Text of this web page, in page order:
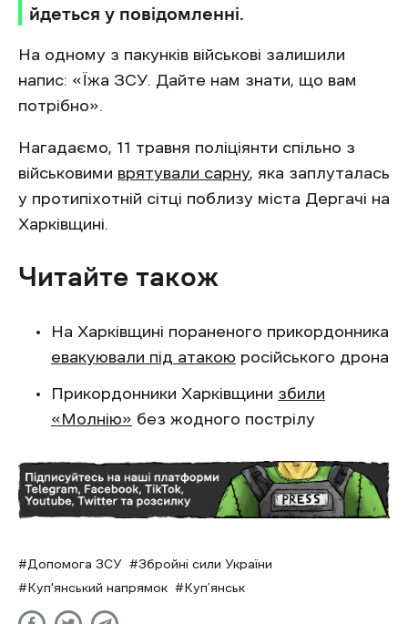
йдеться у повідомленні.
На одному з пакунків військові залишили
напис: «Їжа ЗСУ. Дайте нам знати, що вам
потрібно».
Нагадаємо, 11 травня поліціянти спільно з
військовими врятували сарну, яка заплуталась
у протипіхотній сітці поблизу міста Дергачі на
Харківщині.
Читайте також
На Харківщині пораненого прикордонника
евакуювали під атакою російського дрона
Прикордонники Харківщини збили
«Молнію» без жодного пострілу
Допомога ЗСУ
Збройні сили України
Куп'янський напрямок
Куп’янськ